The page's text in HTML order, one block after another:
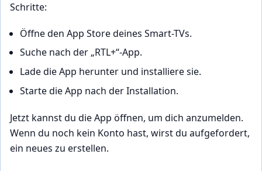
Schritte:
Öffne den App Store deines Smart-TVs.
Suche nach der „RTL+“-App.
Lade die App herunter und installiere sie.
Starte die App nach der Installation.
Jetzt kannst du die App öffnen, um dich anzumelden.
Wenn du noch kein Konto hast, wirst du aufgefordert,
ein neues zu erstellen.